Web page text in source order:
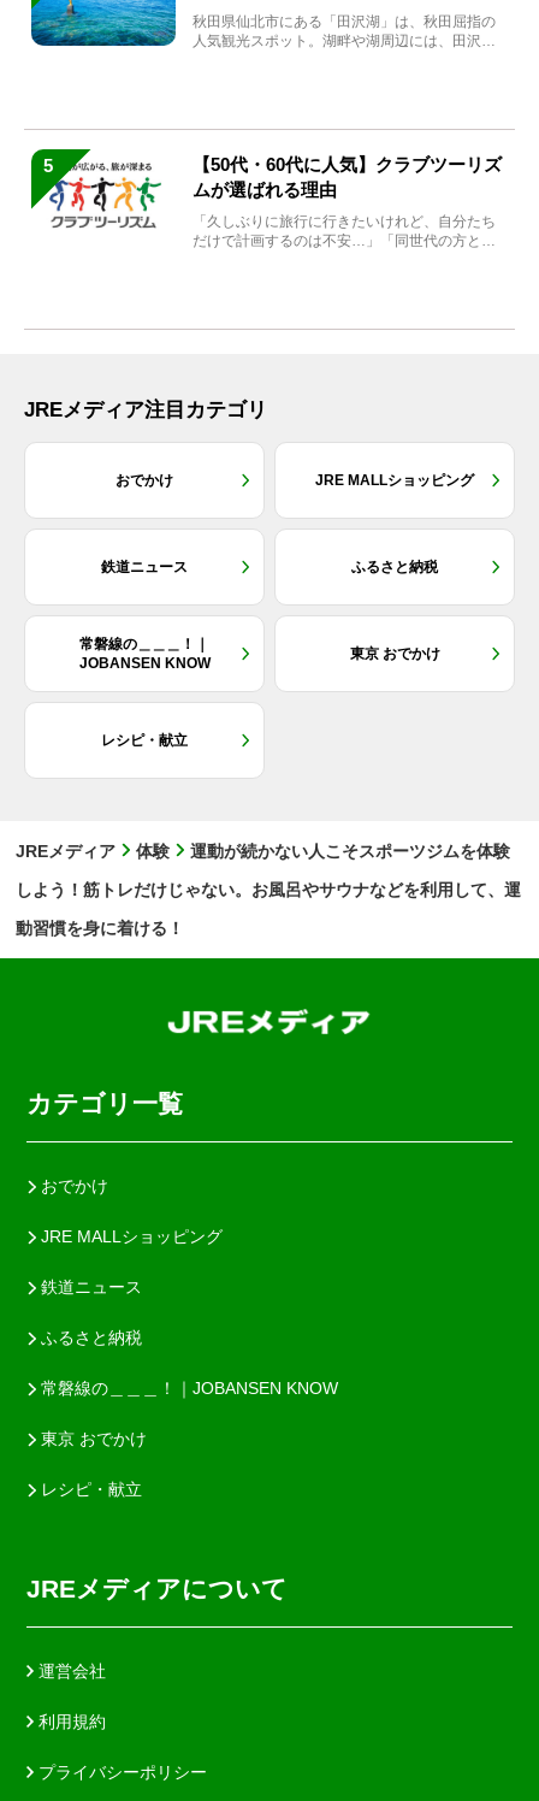
秋田県仙北市にある「田沢湖」は、秋田屈指の
人気観光スポット。湖畔や湖周辺には、田沢湖
5
【50代・60代に人気】クラブツーリズ
ムが選ばれる理由
「久しぶりに旅行に行きたいけれど、自分たち
だけで計画するのは不安…」「同世代の方と気
JREメディア注目カテゴリ
おでかけ JRE MALLショッピング
鉄道ニュース ふるさと納税
常磐線の＿＿＿！｜
JOBANSEN KNOW
東京 おでかけ
レシピ・献立
JREメディア 体験
運動が続かない人こそスポーツジムを体験
しよう！筋トレだけじゃない。お風呂やサウナなどを利用して、運
動習慣を身に着ける！
カテゴリ一覧
おでかけ
JRE MALLショッピング
鉄道ニュース
ふるさと納税
常磐線の＿＿＿！｜JOBANSEN KNOW
東京 おでかけ
レシピ・献立
JREメディアについて
運営会社
利用規約
プライバシーポリシー